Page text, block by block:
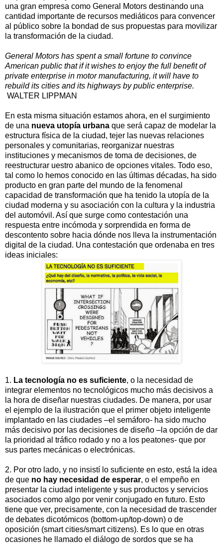
una gran empresa como General Motors destinando una
cantidad importante de recursos mediáticos para convencer
al público sobre la bondad de sus propuestas para movilizar
la transformación de la ciudad.
General Motors has spent a small fortune to convince
American public that if it wishes to enjoy the full benefit of
private enterprise in motor manufacturing, it will have to
rebuild its cities and its highways by public enterprise.
WALTER LIPPMAN
En esta misma situación estamos ahora, en el surgimiento
de una nueva utopía urbana que será capaz de modelar la
estructura física de la ciudad, tejer las nuevas relaciones
personales y comunitarias, reorganizar nuestras
instituciones y mecanismos de toma de decisiones, de
reestructurar uestro abanico de opciones vitales. Todo eso,
tal como lo hemos conocido en las últimas décadas, ha sido
producto en gran parte del mundo de la fenomenal
capacidad de transformación que ha tenido la utopía de la
ciudad moderna y su asociación con la cultura y la industria
del automóvil. Así que surge como contestación una
respuesta entre incómoda y sorprendida en forma de
descontento sobre hacia dónde nos lleva la instrumentación
digital de la ciudad. Una contestación que ordenaba en tres
ideas iniciales:
1. La tecnología no es suficiente, o la necesidad de
integrar elementos no tecnológicos mucho más decisivos a
la hora de diseñar nuestras ciudades. De manera, por usar
el ejemplo de la ilustración que el primer objeto inteligente
implantado en las ciudades –el semáforo- ha sido mucho
más decisivo por las decisiones de diseño –la opción de dar
la prioridad al tráfico rodado y no a los peatones- que por
sus partes mecánicas o electrónicas.
2. Por otro lado, y no insistí lo suficiente en esto, está la idea
de que no hay necesidad de esperar, o el empeño en
presentar la ciudad inteligente y sus productos y servicios
asociados como algo por venir conjugado en futuro. Esto
tiene que ver, precisamente, con la necesidad de trascender
de debates dicotómicos (bottom-up/top-down) o de
oposición (smart cities/smart citizens). Es lo que en otras
ocasiones he llamado el diálogo de sordos que se ha